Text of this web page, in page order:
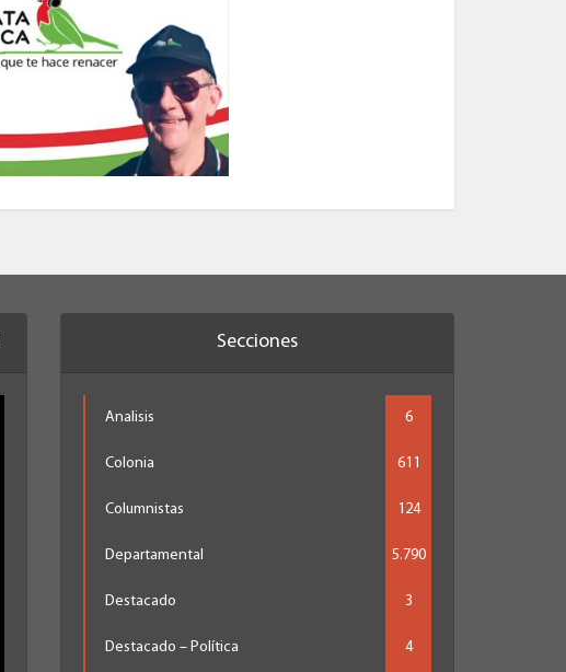
Secciones
Analisis 6
Colonia 611
Columnistas 124
Departamental 5.790
Destacado 3
Destacado – Política 4